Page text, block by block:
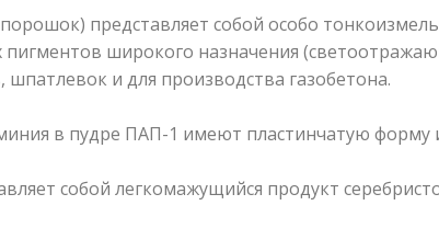
представляет собой особо
широкого назначения
шпатлевок и для производства газобетона.
в пудре ПАП-1 имеют пластинчатую
собой легкомажущийся продукт